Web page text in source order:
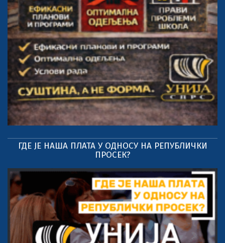
ГДЕ ЈЕ НАША ПЛАТА У ОДНОСУ НА РЕПУБЛИЧКИ
ПРОСЕК?